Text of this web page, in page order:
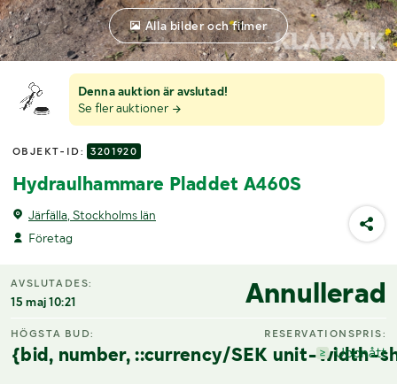
Denna auktion är avslutad!
Se fler auktioner
OBJEKT-ID: 3201920
Hydraulhammare Pladdet A460S
Järfälla, Stockholms län
Företag
Alla bilder och filmer
AVSLUTADES:
15 maj 10:21 Annullerad
HÖGSTA BUD:
{bid, number, ::currency/SEK unit-width-
RESERVATIONSPRIS:
Uppnått